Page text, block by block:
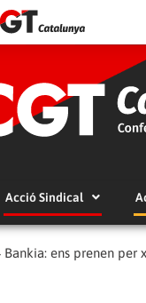
Acció Sindical
Bankia: ens prenen per